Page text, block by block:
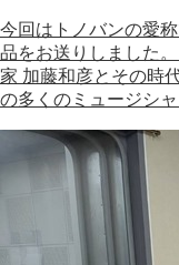
今回はトノバンの愛
品をお送りしました
家 加藤和彦とその時
の多くのミュージシ